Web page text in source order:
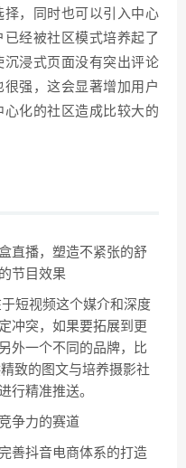
，同时也可以引入中心
经被社区模式培养起了
浸式页面没有突出评论
强，这会显著增加用户
化的社区造成比较大的
直播，塑造不紧张的舒
节目效果
短视频这个媒介和深度
冲突，如果要拓展到更
外一个不同的品牌，比
致的图文与培养摄影社
行精准推送。
争力的赛道
善抖音电商体系的打造